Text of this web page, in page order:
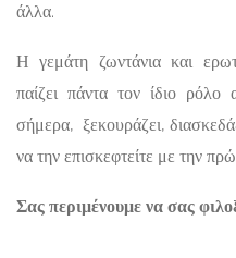
άλλα.
Η γεμάτη ζωντάνια και
παίζει πάντα τον ίδιο
σήμερα, ξεκουράζει,
να την επισκεφτείτε με την
Σας περιμένουμε να σας